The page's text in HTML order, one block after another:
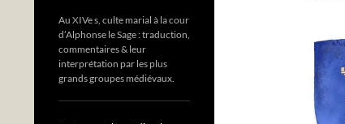
Au XIVe s, culte marial à la cour
d’Alphonse le Sage : traduction,
commentaires & leur
interprétation par les plus
grands groupes médiévaux.